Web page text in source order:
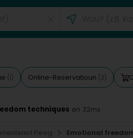
(1) Online-Reservatioun (3)
techniques en 32ms
Fleeg Emotional